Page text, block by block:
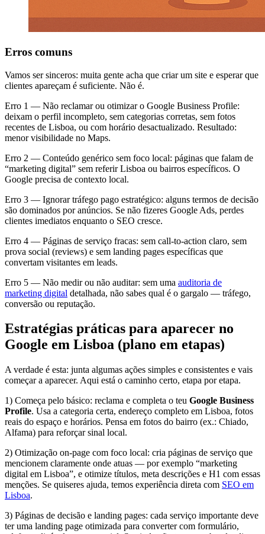
Erros comuns
Vamos ser sinceros: muita gente acha que criar um site e esperar que
clientes apareçam é suficiente. Não é.
Erro 1 — Não reclamar ou otimizar o Google Business Profile:
deixam o perfil incompleto, sem categorias corretas, sem fotos
recentes de Lisboa, ou com horário desactualizado. Resultado:
menor visibilidade no Maps.
Erro 2 — Conteúdo genérico sem foco local: páginas que falam de
“marketing digital” sem referir Lisboa ou bairros específicos. O
Google precisa de contexto local.
Erro 3 — Ignorar tráfego pago estratégico: alguns termos de decisão
são dominados por anúncios. Se não fizeres Google Ads, perdes
clientes imediatos enquanto o SEO cresce.
Erro 4 — Páginas de serviço fracas: sem call-to-action claro, sem
prova social (reviews) e sem landing pages específicas que
convertam visitantes em leads.
Erro 5 — Não medir ou não auditar: sem uma auditoria de
marketing digital detalhada, não sabes qual é o gargalo — tráfego,
conversão ou reputação.
Estratégias práticas para aparecer no
Google em Lisboa (plano em etapas)
A verdade é esta: junta algumas ações simples e consistentes e vais
começar a aparecer. Aqui está o caminho certo, etapa por etapa.
1) Começa pelo básico: reclama e completa o teu Google Business
Profile. Usa a categoria certa, endereço completo em Lisboa, fotos
reais do espaço e horários. Pensa em fotos do bairro (ex.: Chiado,
Alfama) para reforçar sinal local.
2) Otimização on-page com foco local: cria páginas de serviço que
mencionem claramente onde atuas — por exemplo “marketing
digital em Lisboa”, e otimize títulos, meta descrições e H1 com essas
menções. Se quiseres ajuda, temos experiência direta com SEO em
Lisboa.
3) Páginas de decisão e landing pages: cada serviço importante deve
ter uma landing page otimizada para converter com formulário,